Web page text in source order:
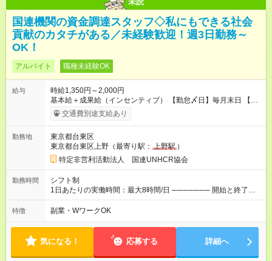
国連機関の資金調達スタッフ◇私にもできる社会
貢献のカタチがある／未経験歓迎！週3日勤務～
OK！
アルバイト 職種未経験OK
給与
時給1,350円～2,000円
基本給＋成果給（インセンティブ） 【勤怠〆日】毎月末日 【給
与支払】翌月15日 下記はモデルの月収例です。詳細は面接でご
案内します。 ────── モデル月収 ────── 【週3日／月12日
万(時給1400円～) 【週4日／月16日勤務の場合】 1年目:月収
20.5万(時給1350円～) 2年目:月収25.6万(時給1400円～) 【週5日
／月22日勤務の場合】 1年目:月収28.1万(時給1350円～) 2年目:
月収35.0万(時給1400円～) ※上記は1日8時間換算、成果給を加
算した目安金額です ◇時間外手当 ◇通勤手当 ◇健康管理補助 ◇
インフルエンザ予防接種補助 ◇成果給（個人業績／月毎）​ ◇チ
次昇給制度 ◇昇格制度 【試用期間】試用期間あり 試用期間の長
さ：1ヶ月 雇用形態、給与は本採用時と同じです。 初回は1か月
契約でトライアル期間（給与・待遇に差異なし）
交通費別途支給あり
勤務地
東京都台東区
東京都台東区上野（最寄り駅： 上野駅 ）
特定非営利活動法人 国連UNHCR協会
勤務時間
シフト制
1日あたりの実働時間：最大8時間/日 ─────── 開始と終了時
間 ─────── 8:00～21:00の中でシフト制 ※実働8時間（休憩
60分） ※活動場所により開始・終了時間は変動 ─────── 選
や月水金日、火水金土日など フルタイムで取り組みたい方も、
Ｗワーク希望の方も歓迎◎
特徴 副業・WワークOK
気になる！ 応募する 詳細へ